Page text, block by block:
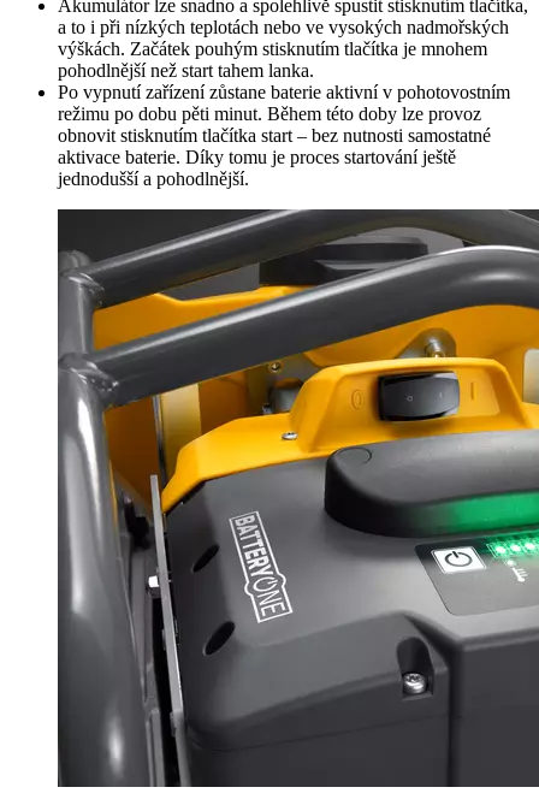
Akumulátor lze snadno a spolehlivě spustit stisknutím tlačítka,
a to i při nízkých teplotách nebo ve vysokých nadmořských
výškách. Začátek pouhým stisknutím tlačítka je mnohem
pohodlnější než start tahem lanka.
Po vypnutí zařízení zůstane baterie aktivní v pohotovostním
režimu po dobu pěti minut. Během této doby lze provoz
obnovit stisknutím tlačítka start – bez nutnosti samostatné
aktivace baterie. Díky tomu je proces startování ještě
jednodušší a pohodlnější.